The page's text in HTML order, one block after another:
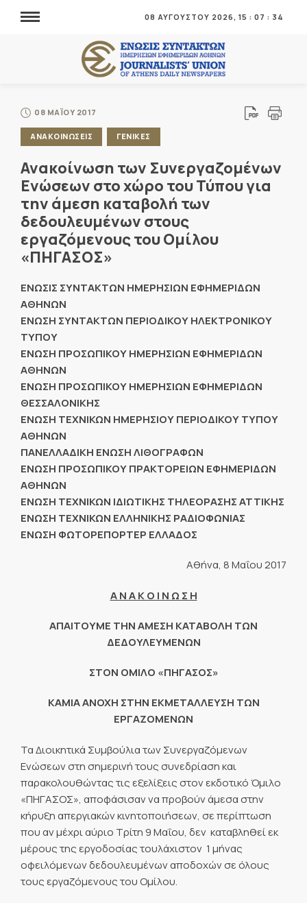
08 ΑΥΓΟΥΣΤΟΥ 2026, 15 : 07 : 34
08 ΜΑΪΟΥ 2017
ΑΝΑΚΟΙΝΩΣΕΙΣ ΓΕΝΙΚΕΣ
Ανακοίνωση των Συνεργαζομένων
Ενώσεων στο χώρο του Τύπου για
την άμεση καταβολή των
δεδουλευμένων στους
εργαζόμενους του Ομίλου
«ΠΗΓΑΣΟΣ»
ΕΝΩΣΙΣ ΣΥΝΤΑΚΤΩΝ ΗΜΕΡΗΣΙΩΝ ΕΦΗΜΕΡΙΔΩΝ
ΑΘΗΝΩΝ
ΕΝΩΣΗ ΣΥΝΤΑΚΤΩΝ ΠΕΡΙΟΔΙΚΟΥ ΗΛΕΚΤΡΟΝΙΚΟΥ
ΤΥΠΟΥ
ΕΝΩΣΗ ΠΡΟΣΩΠΙΚΟΥ ΗΜΕΡΗΣΙΩΝ ΕΦΗΜΕΡΙΔΩΝ
ΑΘΗΝΩΝ
ΕΝΩΣΗ ΠΡΟΣΩΠΙΚΟΥ ΗΜΕΡΗΣΙΩΝ ΕΦΗΜΕΡΙΔΩΝ
ΘΕΣΣΑΛΟΝΙΚΗΣ
ΕΝΩΣΗ ΤΕΧΝΙΚΩΝ ΗΜΕΡΗΣΙΟΥ ΠΕΡΙΟΔΙΚΟΥ ΤΥΠΟΥ
ΑΘΗΝΩΝ
ΠΑΝΕΛΛΑΔΙΚΗ ΕΝΩΣΗ ΛΙΘΟΓΡΑΦΩΝ
ΕΝΩΣΗ ΠΡΟΣΩΠΙΚΟΥ ΠΡΑΚΤΟΡΕΙΩΝ ΕΦΗΜΕΡΙΔΩΝ
ΑΘΗΝΩΝ
ΕΝΩΣΗ ΤΕΧΝΙΚΩΝ ΙΔΙΩΤΙΚΗΣ ΤΗΛΕΟΡΑΣΗΣ ΑΤΤΙΚΗΣ
ENΩΣΗ ΤΕΧΝΙΚΩΝ ΕΛΛΗΝΙΚΗΣ ΡΑΔΙΟΦΩΝΙΑΣ
ΕΝΩΣΗ ΦΩΤΟΡΕΠΟΡΤΕΡ ΕΛΛΑΔΟΣ
Αθήνα, 8 Μαΐου 2017
Α Ν Α Κ Ο Ι Ν Ω Σ Η
ΑΠΑΙΤΟΥΜΕ ΤΗΝ ΑΜΕΣΗ ΚΑΤΑΒΟΛΗ ΤΩΝ
ΔΕΔΟΥΛΕΥΜΕΝΩΝ
ΣΤΟΝ ΟΜΙΛΟ «ΠΗΓΑΣΟΣ»
ΚΑΜΙΑ ΑΝΟΧΗ ΣΤΗΝ ΕΚΜΕΤΑΛΛΕΥΣΗ ΤΩΝ
ΕΡΓΑΖΟΜΕΝΩΝ
Τα Διοικητικά Συμβούλια των Συνεργαζόμενων
Ενώσεων στη σημερινή τους συνεδρίαση και
παρακολουθώντας τις εξελίξεις στον εκδοτικό Όμιλο
«ΠΗΓΑΣΟΣ», αποφάσισαν να προβούν άμεσα στην
κήρυξη απεργιακών κινητοποιήσεων, σε περίπτωση
που αν μέχρι αύριο Τρίτη 9 Μαΐου, δεν καταβληθεί εκ
μέρους της εργοδοσίας τουλάχιστον 1 μήνας
οφειλόμενων δεδουλευμένων αποδοχών σε όλους
τους εργαζόμενους του Ομίλου.